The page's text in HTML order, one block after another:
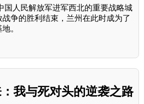
国人民解放军进军西北的重要战略城
争的胜利结束，兰州在此时成为了
。
我与死对头的逆袭之路